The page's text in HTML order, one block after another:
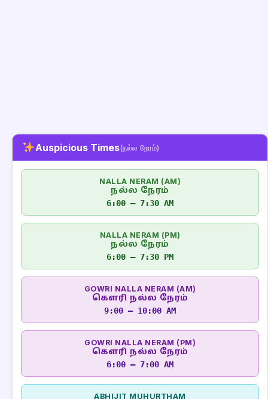
Auspicious Times(நல்ல நேரம்)
NALLA NERAM (AM)
நல்ல நேரம்
6:00 – 7:30 AM
NALLA NERAM (PM)
நல்ல நேரம்
6:00 – 7:30 PM
GOWRI NALLA NERAM (AM)
கௌரி நல்ல நேரம்
9:00 – 10:00 AM
GOWRI NALLA NERAM (PM)
கௌரி நல்ல நேரம்
6:00 – 7:00 AM
ABHIJIT MUHURTHAM